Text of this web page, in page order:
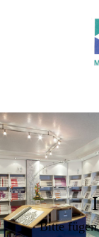
Bitte